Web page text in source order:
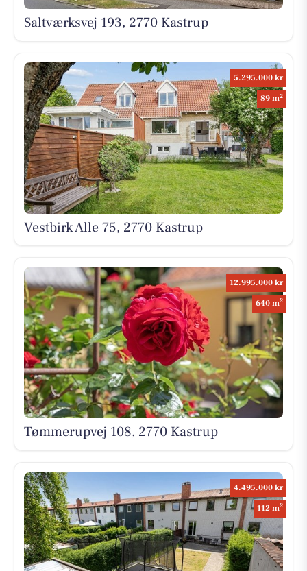
Saltværksvej 193, 2770 Kastrup
5.295.000 kr
89 m2
Vestbirk Alle 75, 2770 Kastrup
12.995.000 kr
640 m2
Tømmerupvej 108, 2770 Kastrup
4.495.000 kr
112 m2